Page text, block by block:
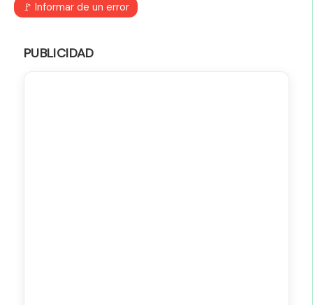
🚩 Informar de un error
PUBLICIDAD